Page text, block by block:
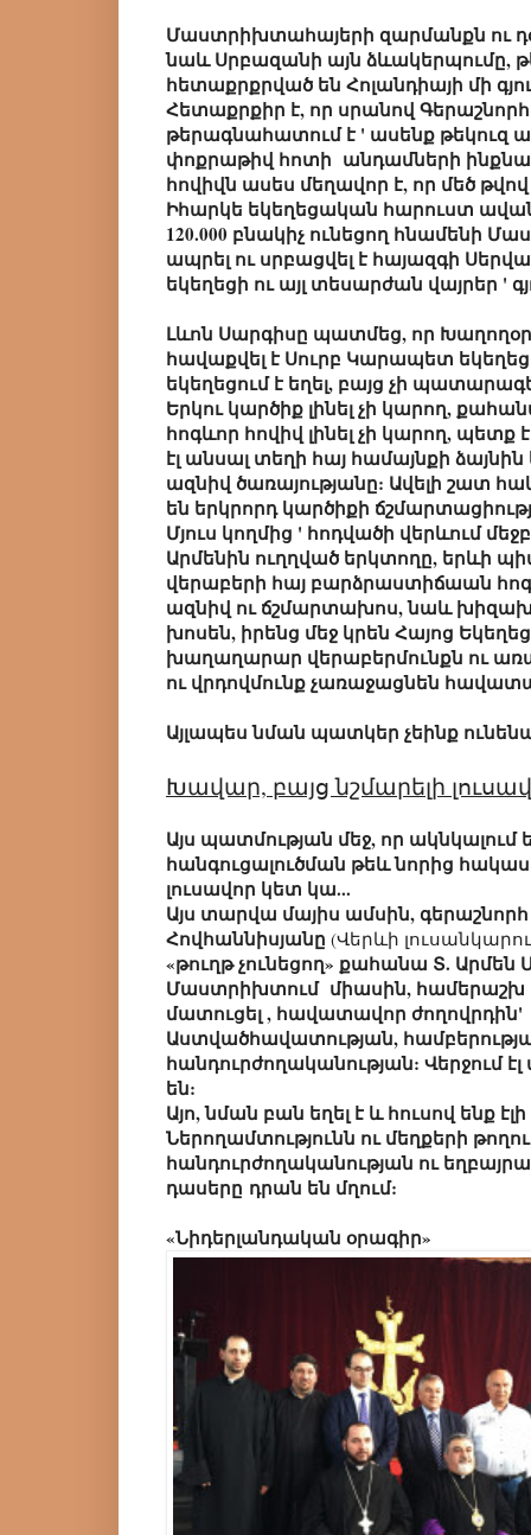
Մաստրիխտահայերի զարմանքն ու
նաև Սրբազանի այն ձևակերպումը,
հետաքրքրված են Հոլանդիայի մի
Հետաքրքիր է, որ սրանով
թերագնահատում է ' ասենք թեկուզ
փոքրաթիվ հոտի անդամների
հովիվն ասես մեղավոր է, որ մեծ
Իհարկե եկեղեցական հարուստ
120.000 բնակիչ ունեցող հնամենի
ապրել ու սրբացվել է հայազգի
եկեղեցի ու այլ տեսարժան վայրեր '
Լևոն Սարգիսը պատմեց, որ
հավաքվել է Սուրբ Կարապետ
եկեղեցում է եղել, բայց չի
Երկու կարծիք լինել չի կարող,
հոգևոր հովիվ լինել չի կարող, պետք
էլ անսալ տեղի հայ համայնքի
ազնիվ ծառայությանը: Ավելի շատ
են երկրորդ կարծիքի
Մյուս կողմից ' հոդվածի վերևում
Արմենին ուղղված երկտողը, երևի
վերաբերի հայ բարձրաստիճաան
ազնիվ ու ճշմարտախոս, նաև խիզախ
խոսեն, իրենց մեջ կրեն Հայոց
խաղաղարար վերաբերմունքն ու
ու վրդովմունք չառաջացնեն
Այլապես նման պատկեր չեինք
Խավար, բայց նշմարելի
Այս պատմության մեջ, որ
հանգուցալուծման թեև նորից
լուսավոր կետ կա...
Այս տարվա մայիս ամսին,
Հովհաննիսյանը (Վերևի
«թուղթ չունեցող» քահանա Տ. Արմեն
Մաստրիխտում միասին,
մատուցել , հավատավոր ժողովրդին'
Աստվածհավատության,
հանդուրժողականության: Վերջում
են:
Այո, նման բան եղել է և հուսով ենք էլի
Ներողամտությունն ու մեղքերի
հանդուրժողականության ու
դասերը դրան են մղում:
«Նիդերլանդական օրագիր»